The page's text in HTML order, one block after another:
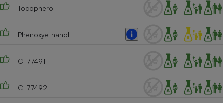
Tocopherol
Phenoxyethanol
Ci 77491
Ci 77492